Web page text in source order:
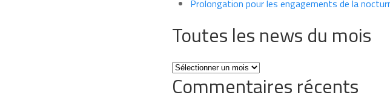
Prolongation pour les engagements de la
Toutes les news du mois
Toutes
les
news
Commentaires récents